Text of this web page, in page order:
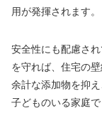
用が発揮されます。
安全性にも配慮され
を守れば、住宅の
余計な添加物を抑
子どものいる家庭